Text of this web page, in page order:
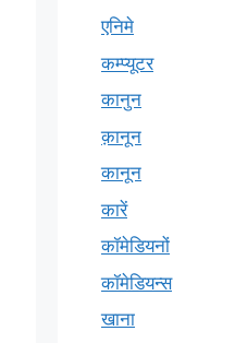
एनिमे
कम्प्यूटर
कानुन
क़ानून
कानून
कारें
कॉमेडियनों
कॉमेडियन्स
खाना